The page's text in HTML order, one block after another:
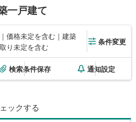
一戸建て
価格未定を含む｜建築
り未定を含む
条件変更
検索条件保存 通知設定
ックする